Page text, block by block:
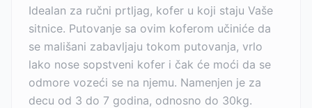
Idealan za ručni prtljag, kofer u koji staju Vaše
sitnice. Putovanje sa ovim koferom učiniće da
se mališani zabavljaju tokom putovanja, vrlo
lako nose sopstveni kofer i čak će moći da se
odmore vozeći se na njemu. Namenjen je za
decu od 3 do 7 godina, odnosno do 30kg.